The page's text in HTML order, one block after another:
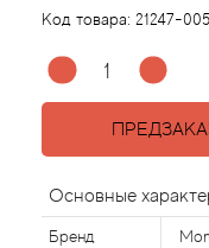
Код товара: 21247-005
Основные
Бренд
Acqua di Parma
Acqua di Sardegna
Aedes de Venustas